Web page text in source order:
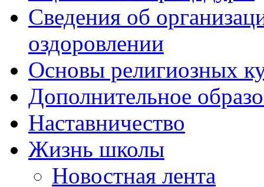
Сведения об
оздоровлении
Основы религиозных
Дополнительное
Наставничество
Жизнь школы
Новостная лента